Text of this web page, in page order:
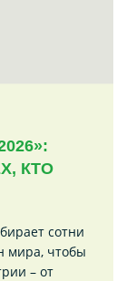
КТО
сотни
мира, чтобы
– от